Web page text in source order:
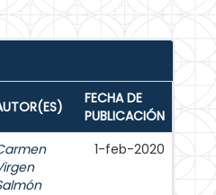
FECHA DE
PUBLICACIÓN
1-feb-2020